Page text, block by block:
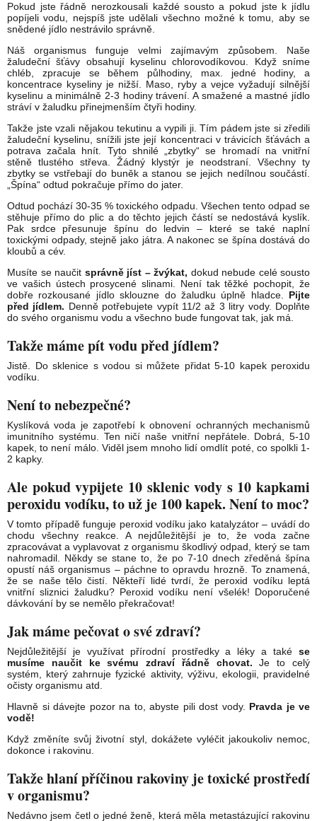
Pokud jste řádně nerozkousali každé sousto a pokud jste k jídlu
popíjeli vodu, nejspíš jste udělali všechno možné k tomu, aby se
snědené jídlo nestrávilo správně.
Náš organismus funguje velmi zajímavým způsobem. Naše
žaludeční šťávy obsahují kyselinu chlorovodíkovou. Když sníme
chléb, zpracuje se během půlhodiny, max. jedné hodiny, a
koncentrace kyseliny je nižší. Maso, ryby a vejce vyžadují silnější
kyselinu a minimálně 2-3 hodiny trávení. A smažené a mastné jídlo
stráví v žaludku přinejmenším čtyři hodiny.
Takže jste vzali nějakou tekutinu a vypili ji. Tím pádem jste si zředili
žaludeční kyselinu, snížili jste její koncentraci v trávicích šťávách a
potrava začala hnít. Tyto shnilé „zbytky“ se hromadí na vnitřní
stěně tlustého střeva. Žádný klystýr je neodstraní. Všechny ty
zbytky se vstřebají do buněk a stanou se jejich nedílnou součástí.
„Špína“ odtud pokračuje přímo do jater.
Odtud pochází 30-35 % toxického odpadu. Všechen tento odpad se
stěhuje přímo do plic a do těchto jejich částí se nedostává kyslík.
Pak srdce přesunuje špínu do ledvin – které se také naplní
toxickými odpady, stejně jako játra. A nakonec se špína dostává do
kloubů a cév.
Musíte se naučit správně jíst – žvýkat, dokud nebude celé sousto
ve vašich ústech prosycené slinami. Není tak těžké pochopit, že
dobře rozkousané jídlo sklouzne do žaludku úplně hladce. Pijte
před jídlem. Denně potřebujete vypít 11/2 až 3 litry vody. Doplňte
do svého organismu vodu a všechno bude fungovat tak, jak má.
Takže máme pít vodu před jídlem?
Jistě. Do sklenice s vodou si můžete přidat 5-10 kapek peroxidu
vodíku.
Není to nebezpečné?
Kyslíková voda je zapotřebí k obnovení ochranných mechanismů
imunitního systému. Ten ničí naše vnitřní nepřátele. Dobrá, 5-10
kapek, to není málo. Viděl jsem mnoho lidí omdlít poté, co spolkli 1-
2 kapky.
Ale pokud vypijete 10 sklenic vody s 10 kapkami
peroxidu vodíku, to už je 100 kapek. Není to moc?
V tomto případě funguje peroxid vodíku jako katalyzátor – uvádí do
chodu všechny reakce. A nejdůležitější je to, že voda začne
zpracovávat a vyplavovat z organismu škodlivý odpad, který se tam
nahromadil. Někdy se stane to, že po 7-10 dnech zředěná špína
opustí náš organismus – páchne to opravdu hrozně. To znamená,
že se naše tělo čistí. Někteří lidé tvrdí, že peroxid vodíku leptá
vnitřní sliznici žaludku? Peroxid vodíku není všelék! Doporučené
dávkování by se nemělo překračovat!
Jak máme pečovat o své zdraví?
Nejdůležitější je využívat přírodní prostředky a léky a také se
musíme naučit ke svému zdraví řádně chovat. Je to celý
systém, který zahrnuje fyzické aktivity, výživu, ekologii, pravidelné
očisty organismu atd.
Hlavně si dávejte pozor na to, abyste pili dost vody. Pravda je ve
vodě!
Když změníte svůj životní styl, dokážete vyléčit jakoukoliv nemoc,
dokonce i rakovinu.
Takže hlaní příčinou rakoviny je toxické prostředí
v organismu?
Nedávno jsem četl o jedné ženě, která měla metastázující rakovinu